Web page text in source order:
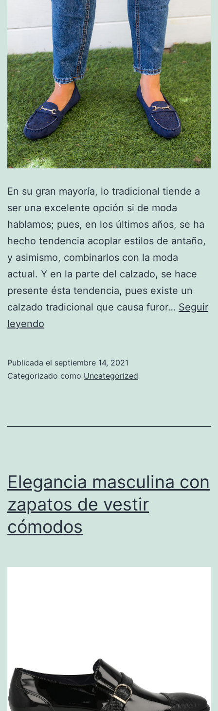
En su gran mayoría, lo tradicional tiende a
ser una excelente opción si de moda
hablamos; pues, en los últimos años, se ha
hecho tendencia acoplar estilos de antaño,
y asimismo, combinarlos con la moda
actual. Y en la parte del calzado, se hace
presente ésta tendencia, pues existe un
calzado tradicional que causa furor… Seguir
leyendo
Mocasines
Publicada el septiembre 14, 2021
Categorizado como Uncategorized
Elegancia masculina con
zapatos de vestir
cómodos